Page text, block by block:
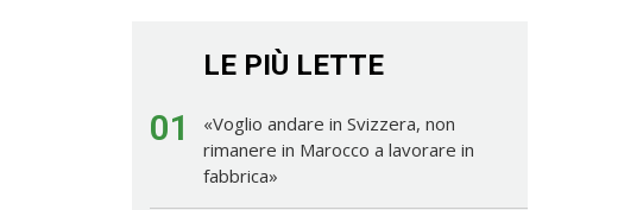
LE PIÙ LETTE
01
«Voglio andare in Svizzera, non
rimanere in Marocco a lavorare in
fabbrica»